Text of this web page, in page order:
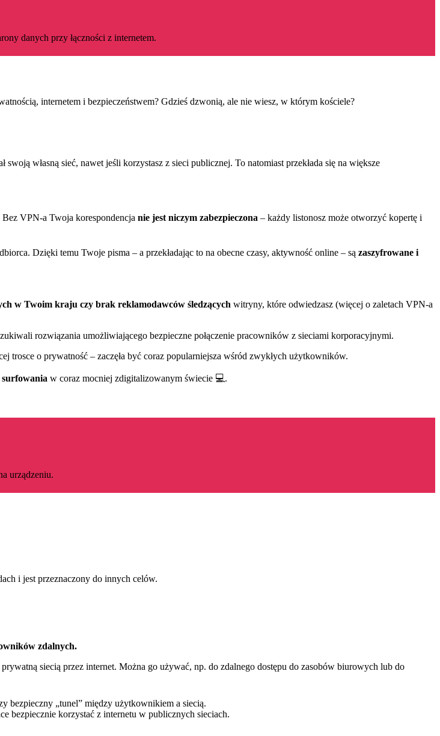
danych przy łączności z internetem.
internetem i bezpieczeństwem? Gdzieś dzwonią, ale nie wiesz, w którym kościele?
własną sieć, nawet jeśli korzystasz z sieci publicznej. To natomiast przekłada się na większe
VPN-a Twoja korespondencja nie jest niczym zabezpieczona – każdy listonosz może otworzyć kopertę i
Dzięki temu Twoje pisma – a przekładając to na obecne czasy, aktywność online – są zaszyfrowane i
w Twoim kraju czy brak reklamodawców śledzących witryny, które odwiedzasz (więcej o zaletach VPN-a
rozwiązania umożliwiającego bezpieczne połączenie pracowników z sieciami korporacyjnymi.
trosce o prywatność – zaczęła być coraz popularniejsza wśród zwykłych użytkowników.
surfowania w coraz mocniej zdigitalizowanym świecie 💻.
urządzeniu.
i jest przeznaczony do innych celów.
zdalnych.
siecią przez internet. Można go używać, np. do zdalnego dostępu do zasobów biurowych lub do
bezpieczny „tunel” między użytkownikiem a siecią.
bezpiecznie korzystać z internetu w publicznych sieciach.